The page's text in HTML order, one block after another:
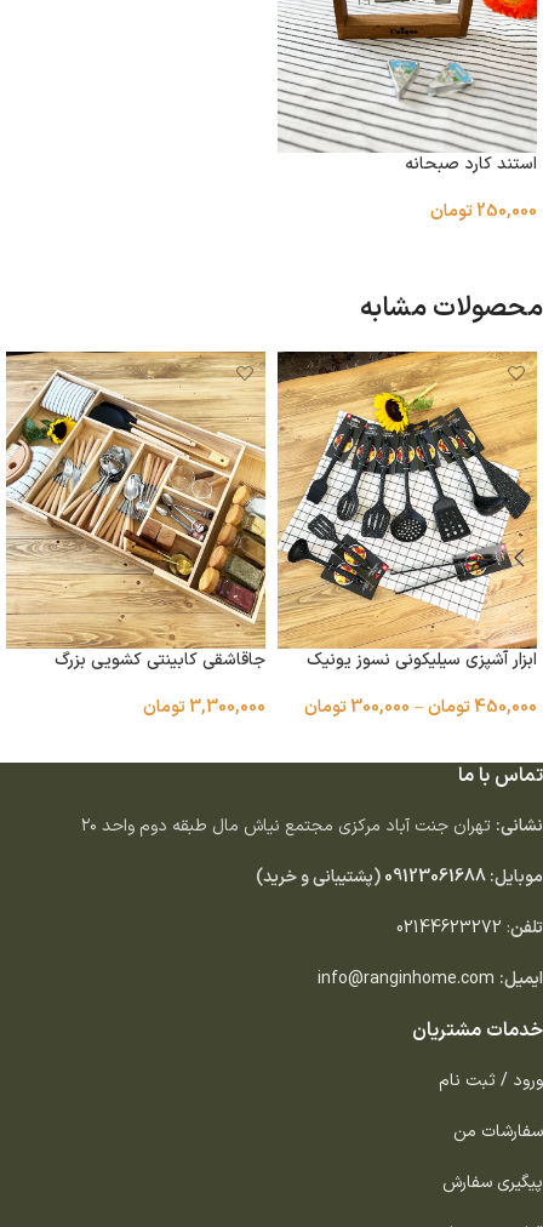
استند کارد صبحانه
250,000تومان
محصولات مشابه
ابزار آشپزی سیلیکونی نسوز یونیک
450,000تومان–
300,000تومان
جاقاشقی کابینتی کشویی بزرگ
3,300,000تومان
تماس با ما
نشانی: تهران جنت آباد مركزى مجتمع نياش مال طبقه دوم واحد ٢٠
موبایل:09123061688(پشتیبانی و خرید)
تلفن:
02144623272
ایمیل: info@ranginhome.com
خدمات مشتریان
ورود / ثبت نام
سفارشات من
پیگیری سفارش